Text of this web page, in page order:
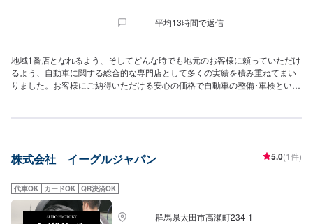
平均13時間で返信
地域1番店となれるよう、そしてどんな時でも地元のお客様に頼っていただけ
るよう、自動車に関する総合的な専門店として多くの実績を積み重ねてまい
りました。お客様にご納得いただける安心の価格で自動車の整備･車検といっ
株式会社 イーグルジャパン 5.0(1件)
代車OK カードOK QR決済OK
群馬県太田市高瀬町234-1